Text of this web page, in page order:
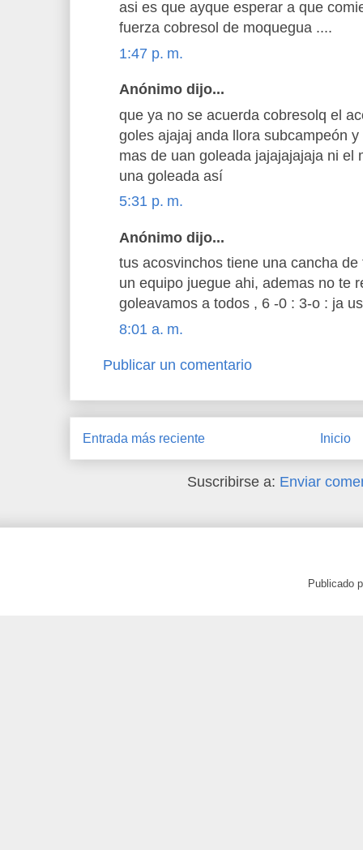
asi es que ayque esperar a que
fuerza cobresol de moquegua ....
1:47 p. m.
Anónimo dijo...
que ya no se acuerda cobresolq el
goles ajajaj anda llora subcampeón
mas de uan goleada jajajajajaja ni el
una goleada así
5:31 p. m.
Anónimo dijo...
tus acosvinchos tiene una cancha
un equipo juegue ahi, ademas no te
goleavamos a todos , 6 -0 : 3-o : ja
8:01 a. m.
Publicar un comentario
Entrada más reciente Inicio
Suscribirse a: Enviar
Publicado